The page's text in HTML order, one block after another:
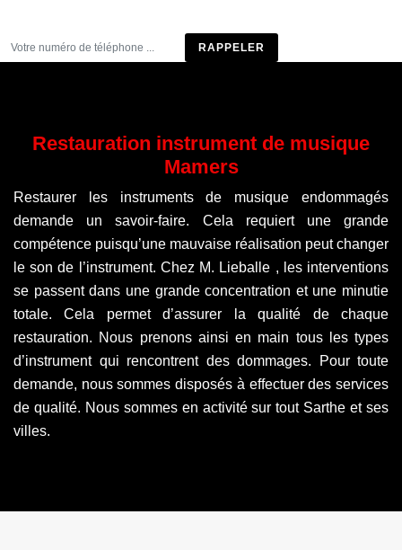
Restauration instrument de musique
Mamers
Restaurer les instruments de musique endommagés
demande un savoir-faire. Cela requiert une grande
compétence puisqu’une mauvaise réalisation peut changer
le son de l’instrument. Chez M. Lieballe , les interventions
se passent dans une grande concentration et une minutie
totale. Cela permet d’assurer la qualité de chaque
restauration. Nous prenons ainsi en main tous les types
d’instrument qui rencontrent des dommages. Pour toute
demande, nous sommes disposés à effectuer des services
de qualité. Nous sommes en activité sur tout Sarthe et ses
villes.